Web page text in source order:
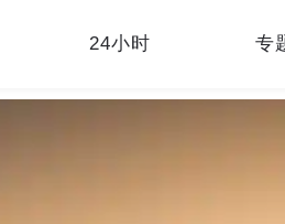
公司新闻 行业新闻 产
24小时 专